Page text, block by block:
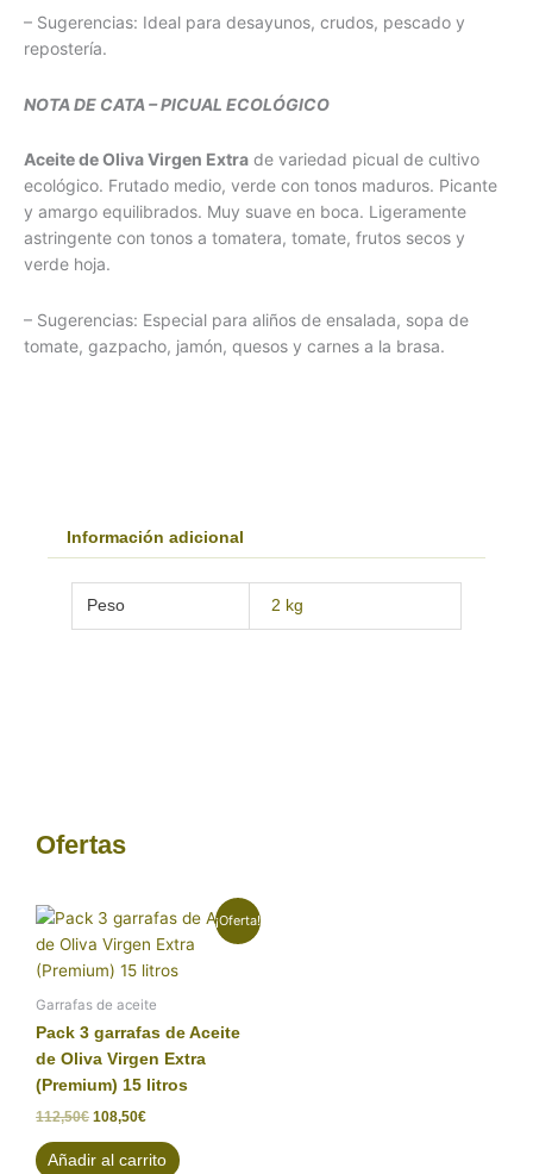
– Sugerencias: Ideal para desayunos, crudos, pescado y
repostería.
NOTA DE CATA – PICUAL ECOLÓGICO
Aceite de Oliva Virgen Extra de variedad picual de cultivo
ecológico. Frutado medio, verde con tonos maduros. Picante
y amargo equilibrados. Muy suave en boca. Ligeramente
astringente con tonos a tomatera, tomate, frutos secos y
verde hoja.
– Sugerencias: Especial para aliños de ensalada, sopa de
tomate, gazpacho, jamón, quesos y carnes a la brasa.
Información adicional
Peso 2 kg
Ofertas
¡Oferta!
Garrafas de aceite
Pack 3 garrafas de Aceite
de Oliva Virgen Extra
(Premium) 15 litros
112,50€
El
precio
original
era:
108,50€
El
actual
es:
Añadir al carrito